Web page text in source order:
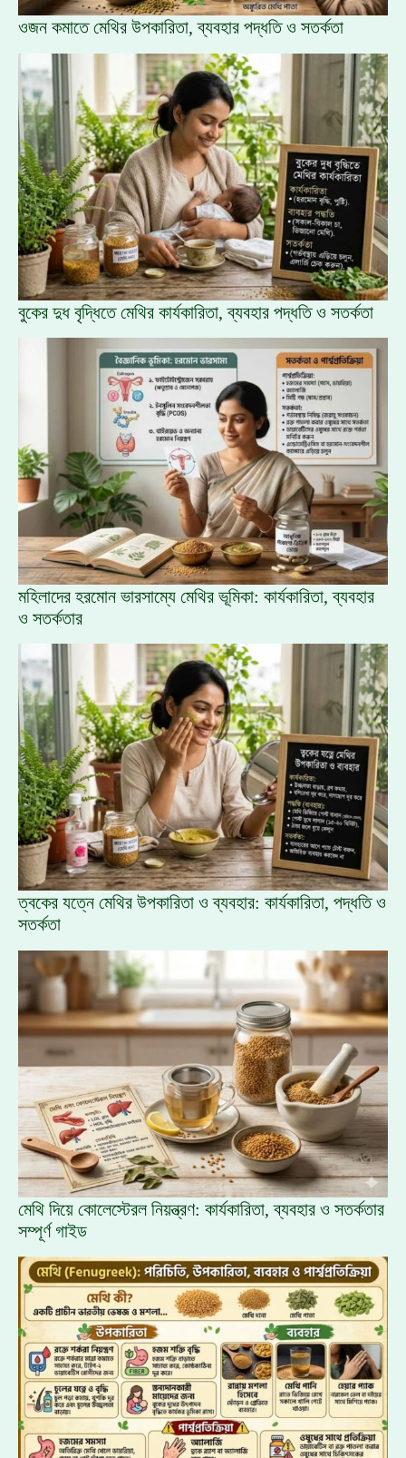
ওজন কমাতে মেথির উপকারিতা, ব্যবহার পদ্ধতি ও সতর্কতা
বুকের দুধ বৃদ্ধিতে মেথির কার্যকারিতা, ব্যবহার পদ্ধতি ও সতর্কতা
মহিলাদের হরমোন ভারসাম্যে মেথির ভূমিকা: কার্যকারিতা, ব্যবহার
ও সতর্কতার
ত্বকের যত্নে মেথির উপকারিতা ও ব্যবহার: কার্যকারিতা, পদ্ধতি ও
সতর্কতা
মেথি দিয়ে কোলেস্টেরল নিয়ন্ত্রণ: কার্যকারিতা, ব্যবহার ও সতর্কতার
সম্পূর্ণ গাইড